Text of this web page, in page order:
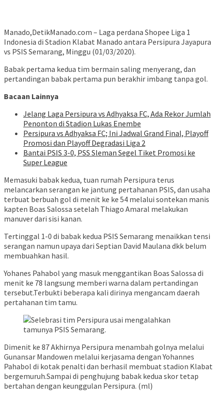
Manado,DetikManado.com – Laga perdana Shopee Liga 1
Indonesia di Stadion Klabat Manado antara Persipura Jayapura
vs PSIS Semarang, Minggu (01/03/2020).
Babak pertama kedua tim bermain saling menyerang, dan
pertandingan babak pertama pun berakhir imbang tanpa gol.
Bacaan Lainnya
Jelang Laga Persipura vs Adhyaksa FC, Ada Rekor Jumlah
Penonton di Stadion Lukas Enembe
Persipura vs Adhyaksa FC; Ini Jadwal Grand Final, Playoff
Promosi dan Playoff Degradasi Liga 2
Bantai PSIS 3-0, PSS Sleman Segel Tiket Promosi ke
Super League
Memasuki babak kedua, tuan rumah Persipura terus
melancarkan serangan ke jantung pertahanan PSIS, dan usaha
terbuat berbuah gol di menit ke ke 54 melalui sontekan manis
kapten Boas Salossa setelah Thiago Amaral melakukan
manuver dari sisi kanan.
Tertinggal 1-0 di babak kedua PSIS Semarang menaikkan tensi
serangan namun upaya dari Septian David Maulana dkk belum
membuahkan hasil.
Yohanes Pahabol yang masuk menggantikan Boas Salossa di
menit ke 78 langsung memberi warna dalam pertandingan
tersebut.Terbukti beberapa kali dirinya mengancam daerah
pertahanan tim tamu.
Dimenit ke 87 Akhirnya Persipura menambah golnya melalui
Gunansar Mandowen melalui kerjasama dengan Yohannes
Pahabol di kotak penalti dan berhasil membuat stadion Klabat
bergemuruh.Sampai di penghujung babak kedua skor tetap
bertahan dengan keunggulan Persipura. (ml)